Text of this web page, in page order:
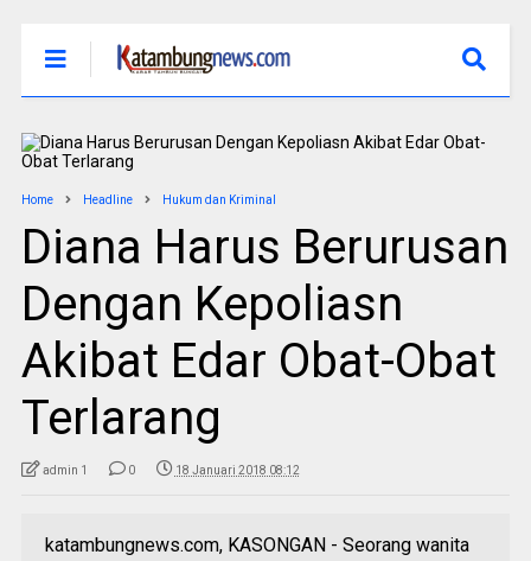
Home Headline Hukum dan Kriminal
Diana Harus Berurusan
Dengan Kepoliasn
Akibat Edar Obat-Obat
Terlarang
admin 1 0 18 Januari 2018 08:12
katambungnews.com, KASONGAN - Seorang wanita